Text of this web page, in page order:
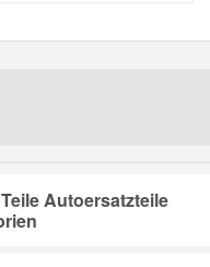
Autoersatzteile